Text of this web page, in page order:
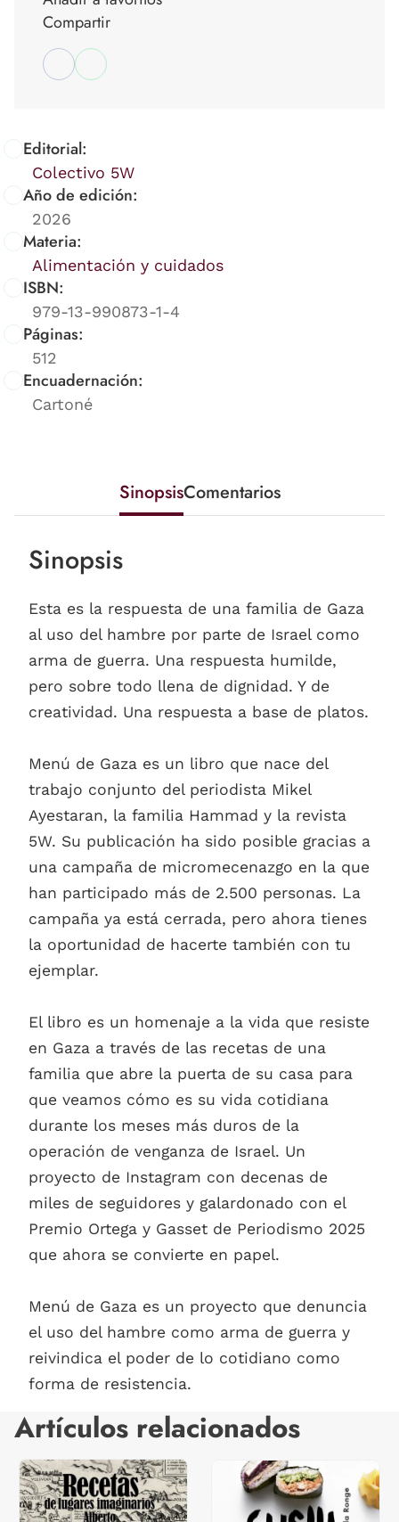
Editorial:
Colectivo 5W
Año de edición:
2026
Materia:
Alimentación y cuidados
ISBN:
979-13-990873-1-4
Páginas:
512
Encuadernación:
Cartoné
Compartir
SinopsisComentarios
Sinopsis
Esta es la respuesta de una familia de Gaza
al uso del hambre por parte de Israel como
arma de guerra. Una respuesta humilde,
pero sobre todo llena de dignidad. Y de
creatividad. Una respuesta a base de platos.
Menú de Gaza es un libro que nace del
trabajo conjunto del periodista Mikel
Ayestaran, la familia Hammad y la revista
5W. Su publicación ha sido posible gracias a
una campaña de micromecenazgo en la que
han participado más de 2.500 personas. La
campaña ya está cerrada, pero ahora tienes
la oportunidad de hacerte también con tu
ejemplar.
El libro es un homenaje a la vida que resiste
en Gaza a través de las recetas de una
familia que abre la puerta de su casa para
que veamos cómo es su vida cotidiana
durante los meses más duros de la
operación de venganza de Israel. Un
proyecto de Instagram con decenas de
miles de seguidores y galardonado con el
Premio Ortega y Gasset de Periodismo 2025
que ahora se convierte en papel.
Menú de Gaza es un proyecto que denuncia
el uso del hambre como arma de guerra y
reivindica el poder de lo cotidiano como
forma de resistencia.
Artículos relacionados